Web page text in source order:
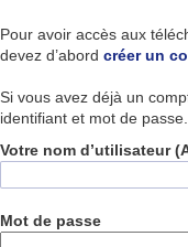
Pour avoir accès aux
devez d’abord créer un
Si vous avez déjà un
identifiant et mot de passe.
Votre nom d’utilisateur
Mot de passe